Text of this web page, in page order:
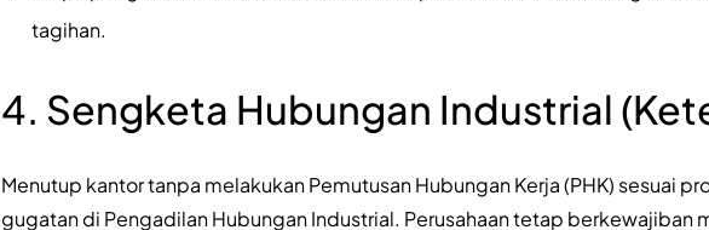
tagihan.
4. Sengketa Hubungan Industrial
Menutup kantor tanpa melakukan Pemutusan Hubungan Kerja (PHK) sesuai
gugatan di Pengadilan Hubungan Industrial. Perusahaan tetap berkewajiban